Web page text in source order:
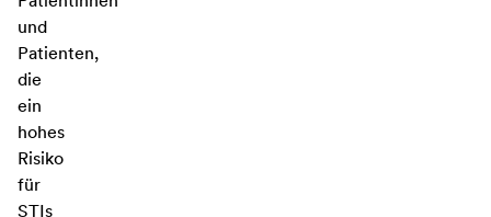
und
Patienten,
die
ein
hohes
Risiko
für
STIs